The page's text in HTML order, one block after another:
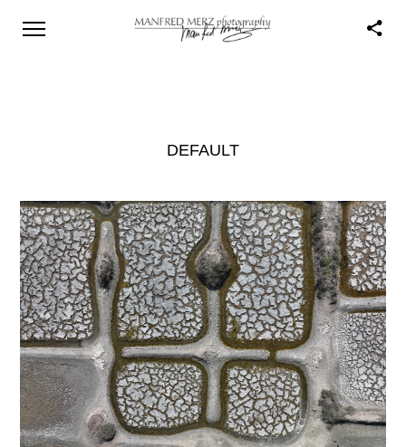
DEFAULT